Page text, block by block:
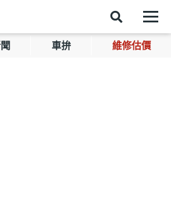
車拚 維修估價